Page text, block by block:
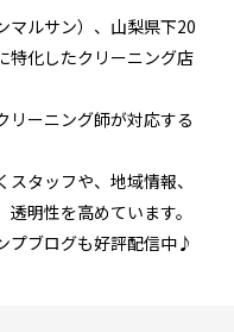
マルサン）、山梨県下20
特化したクリーニング店
リーニング師が対応する
スタッフや、地域情報、
明性を高めています。
プブログも好評配信中♪